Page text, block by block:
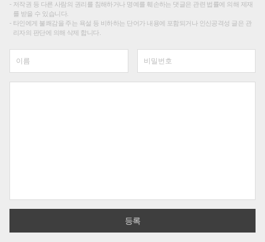
저작권 등 다른 사람의 권리를 침해하거나 명예를 훼손하는 댓글은 관련 법률에 의해 제재
를 받을 수 있습니다.
타인에게 불쾌감을 주는 욕설 등 비하하는 단어가 내용에 포함되거나 인신공격성 글은 관
리자의 판단에 의해 삭제 합니다.